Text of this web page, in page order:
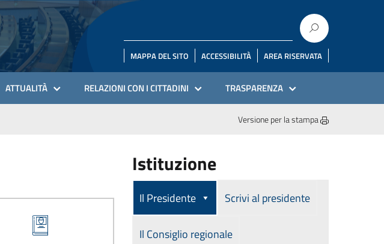
MAPPA DEL SITO ACCESSIBILITÀ AREA RISERVATA
ATTUALITÀ RELAZIONI CON I CITTADINI TRASPARENZA
Versione per la stampa
Istituzione
Il Presidente Scrivi al presidente
Il Consiglio regionale